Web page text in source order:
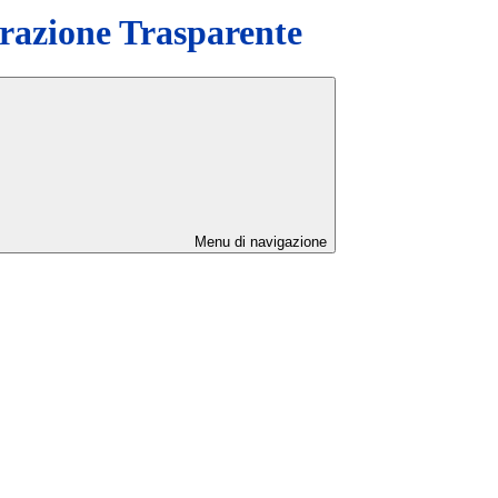
Trasparente
Menu di navigazione